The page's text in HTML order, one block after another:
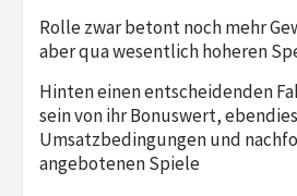
Rolle zwar betont noch mehr
aber qua wesentlich hoheren
Hinten einen entscheidenden
sein von ihr Bonuswert,
Umsatzbedingungen und
angebotenen Spiele